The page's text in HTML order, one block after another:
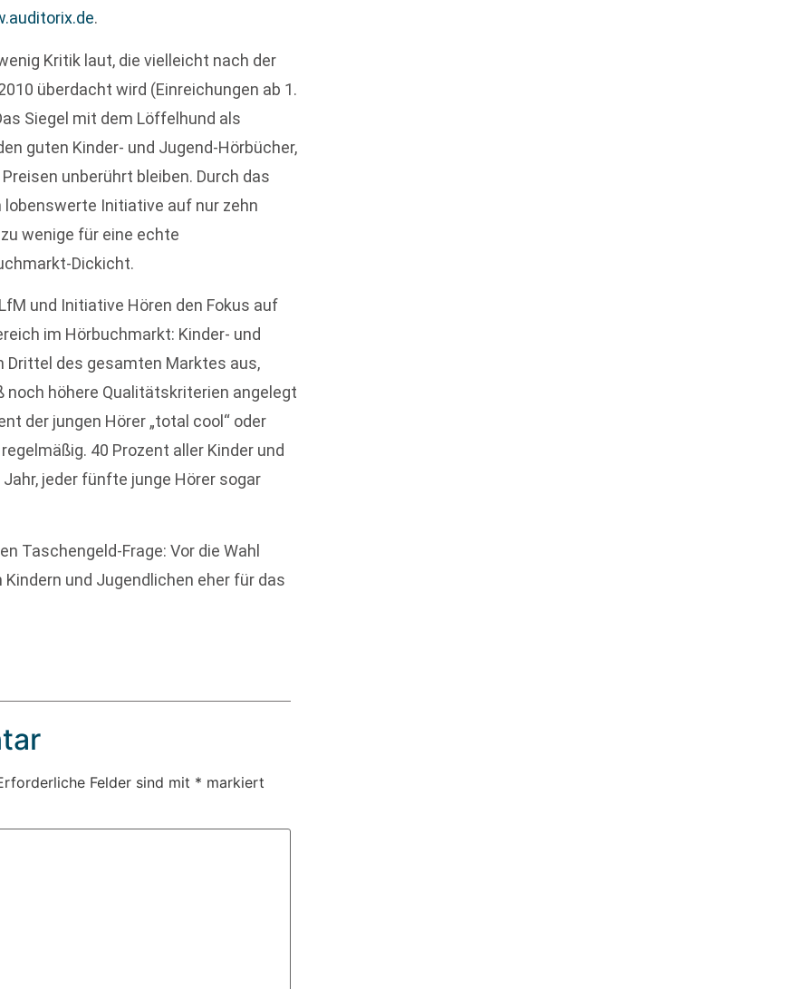
.
Kritik laut, die vielleicht nach der
überdacht wird (Einreichungen ab 1.
Siegel mit dem Löffelhund als
guten Kinder- und Jugend-Hörbücher,
unberührt bleiben. Durch das
Initiative auf nur zehn
wenige für eine echte
Dickicht.
und Initiative Hören den Fokus auf
im Hörbuchmarkt: Kinder- und
des gesamten Marktes aus,
noch höhere Qualitätskriterien angelegt
der jungen Hörer „total cool“ oder
40 Prozent aller Kinder und
jeder fünfte junge Hörer sogar
Taschengeld-Frage: Vor die Wahl
und Jugendlichen eher für das
Felder sind mit * markiert